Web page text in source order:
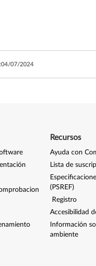
04/07/2024
Recursos
Ayuda con
Lista de
(PSREF)
Registro
Accesibilidad
Información
ambiente